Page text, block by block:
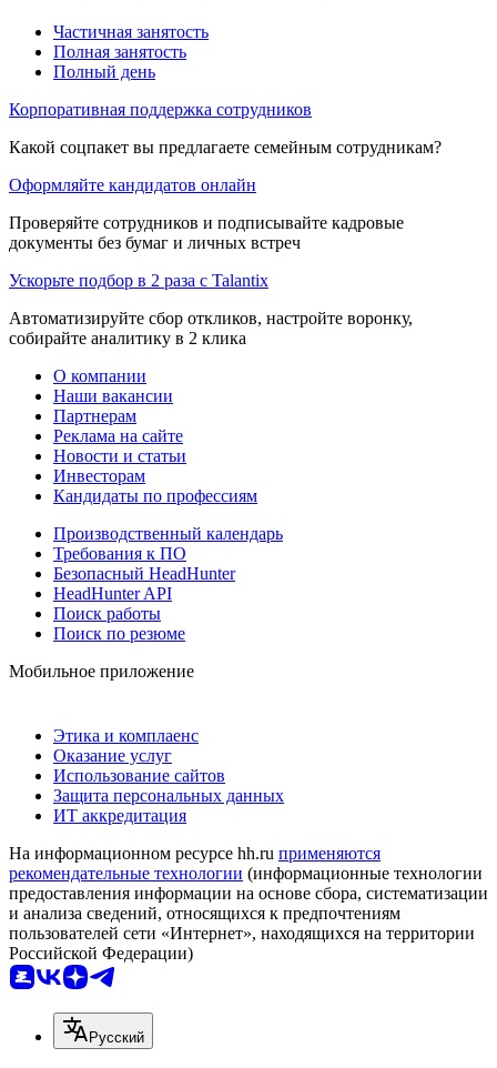
Частичная занятость
Полная занятость
Полный день
Корпоративная поддержка сотрудников
Какой соцпакет вы предлагаете семейным сотрудникам?
Оформляйте кандидатов онлайн
Проверяйте сотрудников и подписывайте кадровые
документы без бумаг и личных встреч
Ускорьте подбор в 2 раза с Talantix
Автоматизируйте сбор откликов, настройте воронку,
собирайте аналитику в 2 клика
О компании
Наши вакансии
Партнерам
Реклама на сайте
Новости и статьи
Инвесторам
Кандидаты по профессиям
Производственный календарь
Требования к ПО
Безопасный HeadHunter
HeadHunter API
Поиск работы
Поиск по резюме
Мобильное приложение
Этика и комплаенс
Оказание услуг
Использование сайтов
Защита персональных данных
ИТ аккредитация
На информационном ресурсе hh.ru применяются
рекомендательные технологии (информационные технологии
предоставления информации на основе сбора, систематизации
и анализа сведений, относящихся к предпочтениям
пользователей сети «Интернет», находящихся на территории
Российской Федерации)
Русский